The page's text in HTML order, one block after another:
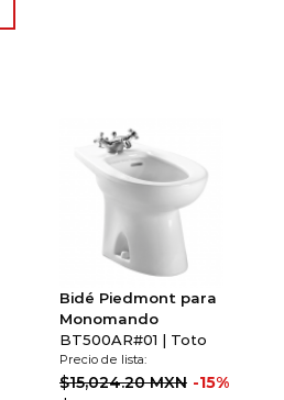
Bidé Piedmont para
Monomando
BT500AR#01 | Toto
Precio de lista:
$15,024.20 MXN -15%